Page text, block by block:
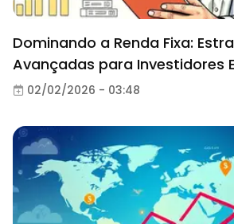
Dominando a Renda Fixa:
Avançadas para Investidores
02/02/2026 - 03:48